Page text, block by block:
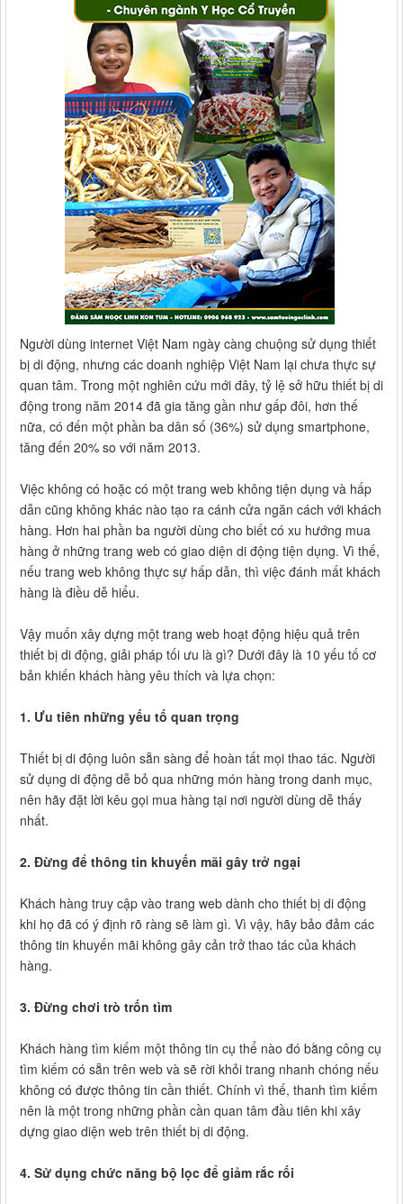
Người dùng internet Việt Nam ngày càng chuộng sử dụng thiết
bị di động, nhưng các doanh nghiệp Việt Nam lại chưa thực sự
quan tâm. Trong một nghiên cứu mới đây, tỷ lệ sở hữu thiết bị di
động trong năm 2014 đã gia tăng gần như gấp đôi, hơn thế
nữa, có đến một phần ba dân số (36%) sử dụng smartphone,
tăng đến 20% so với năm 2013.
Việc không có hoặc có một trang web không tiện dụng và hấp
dẫn cũng không khác nào tạo ra cánh cửa ngăn cách với khách
hàng. Hơn hai phần ba người dùng cho biết có xu hướng mua
hàng ở những trang web có giao diện di động tiện dụng. Vì thế,
nếu trang web không thực sự hấp dẫn, thì việc đánh mất khách
hàng là điều dễ hiểu.
Vậy muốn xây dựng một trang web hoạt động hiệu quả trên
thiết bị di động, giải pháp tối ưu là gì? Dưới đây là 10 yếu tố cơ
bản khiến khách hàng yêu thích và lựa chọn:
1. Ưu tiên những yếu tố quan trọng
Thiết bị di động luôn sẵn sàng để hoàn tất mọi thao tác. Người
sử dụng di động dễ bỏ qua những món hàng trong danh mục,
nên hãy đặt lời kêu gọi mua hàng tại nơi người dùng dễ thấy
nhất.
2. Đừng để thông tin khuyến mãi gây trở ngại
Khách hàng truy cập vào trang web dành cho thiết bị di động
khi họ đã có ý định rõ ràng sẽ làm gì. Vì vậy, hãy bảo đảm các
thông tin khuyến mãi không gây cản trở thao tác của khách
hàng.
3. Đừng chơi trò trốn tìm
Khách hàng tìm kiếm một thông tin cụ thể nào đó bằng công cụ
tìm kiếm có sẵn trên web và sẽ rời khỏi trang nhanh chóng nếu
không có được thông tin cần thiết. Chính vì thế, thanh tìm kiếm
nên là một trong những phần cần quan tâm đầu tiên khi xây
dựng giao diện web trên thiết bị di động.
4. Sử dụng chức năng bộ lọc để giảm rắc rối